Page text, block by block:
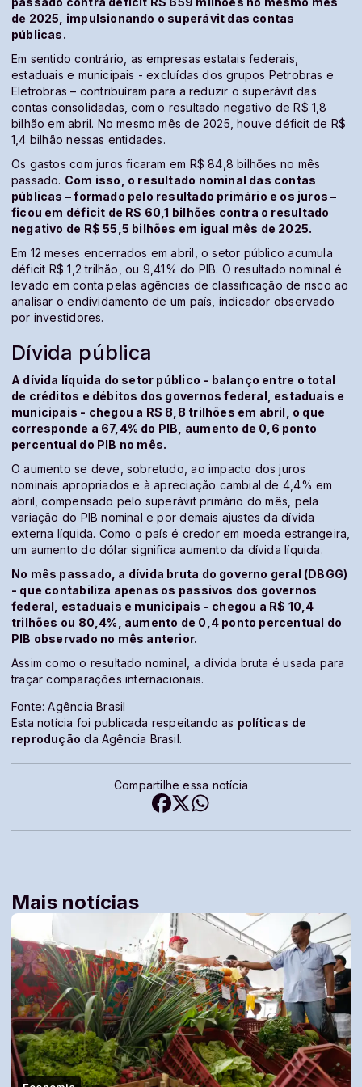
de 2025, impulsionando o superávit das contas
públicas.
Em sentido contrário, as empresas estatais federais,
estaduais e municipais - excluídas dos grupos Petrobras e
Eletrobras – contribuíram para a reduzir o superávit das
contas consolidadas, com o resultado negativo de R$ 1,8
bilhão em abril. No mesmo mês de 2025, houve déficit de R$
1,4 bilhão nessas entidades.
Os gastos com juros ficaram em R$ 84,8 bilhões no mês
passado. Com isso, o resultado nominal das contas
públicas – formado pelo resultado primário e os juros –
ficou em déficit de R$ 60,1 bilhões contra o resultado
negativo de R$ 55,5 bilhões em igual mês de 2025.
Em 12 meses encerrados em abril, o setor público acumula
déficit R$ 1,2 trilhão, ou 9,41% do PIB. O resultado nominal é
levado em conta pelas agências de classificação de risco ao
analisar o endividamento de um país, indicador observado
por investidores.
Dívida pública
A dívida líquida do setor público - balanço entre o total
de créditos e débitos dos governos federal, estaduais e
municipais - chegou a R$ 8,8 trilhões em abril, o que
corresponde a 67,4% do PIB, aumento de 0,6 ponto
percentual do PIB no mês.
O aumento se deve, sobretudo, ao impacto dos juros
nominais apropriados e à apreciação cambial de 4,4% em
abril, compensado pelo superávit primário do mês, pela
variação do PIB nominal e por demais ajustes da dívida
externa líquida. Como o país é credor em moeda estrangeira,
um aumento do dólar significa aumento da dívida líquida.
No mês passado, a dívida bruta do governo geral (DBGG)
- que contabiliza apenas os passivos dos governos
federal, estaduais e municipais - chegou a R$ 10,4
trilhões ou 80,4%, aumento de 0,4 ponto percentual do
PIB observado no mês anterior.
Assim como o resultado nominal, a dívida bruta é usada para
traçar comparações internacionais.
Fonte: Agência Brasil
Esta notícia foi publicada respeitando as políticas de
reprodução da Agência Brasil.
Compartilhe essa notícia
Mais notícias